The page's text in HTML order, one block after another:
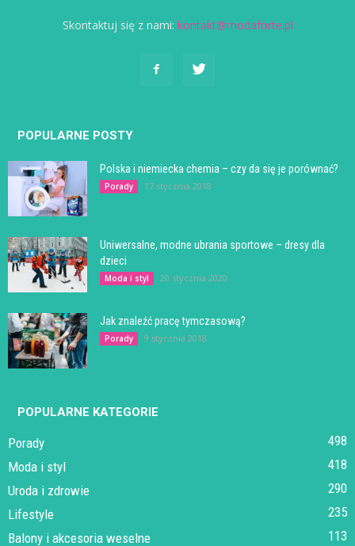
Skontaktuj się z nami: kontakt@modaforte.pl
POPULARNE POSTY
Polska i niemiecka chemia – czy da się je porównać?
Porady 17 stycznia 2018
Uniwersalne, modne ubrania sportowe – dresy dla
dzieci
Moda i styl 20 stycznia 2020
Jak znaleźć pracę tymczasową?
Porady 9 stycznia 2018
POPULARNE KATEGORIE
Porady
498
Moda i styl
418
Uroda i zdrowie
290
Lifestyle
235
Balony i akcesoria weselne
113